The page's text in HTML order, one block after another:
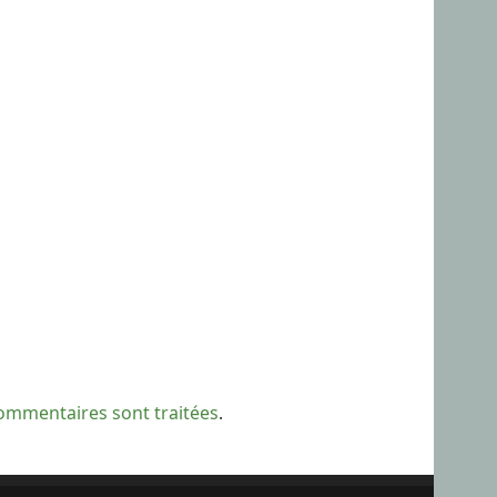
sont traitées.